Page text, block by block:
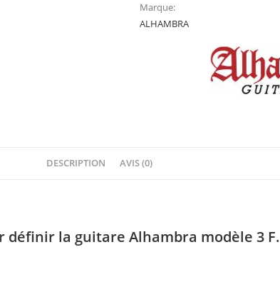
Marque:
ALHAMBRA
DESCRIPTION AVIS (0)
la guitare Alhambra modèle 3 F.